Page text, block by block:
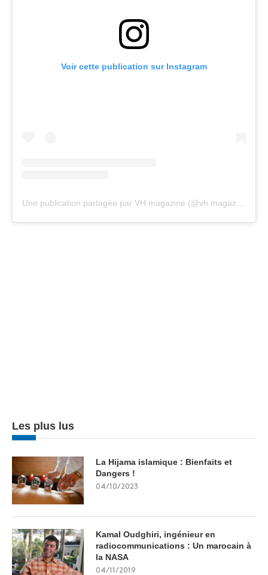
Voir cette publication sur Instagram
Les plus lus
La Hijama islamique : Bienfaits et
Dangers !
04/10/2023
Kamal Oudghiri, ingénieur en
radiocommunications : Un marocain à
la NASA
04/11/2019